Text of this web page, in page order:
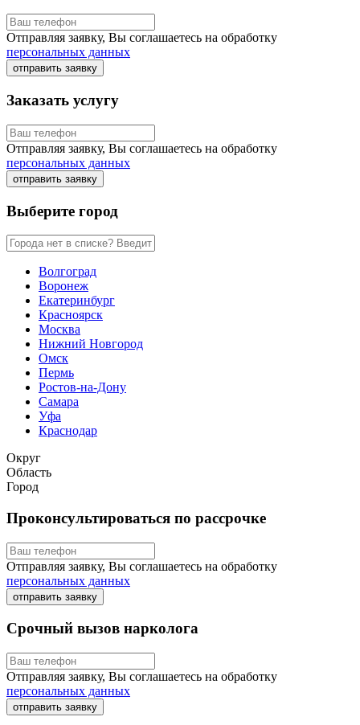
Отправляя заявку, Вы соглашаетесь на обработку
персональных данных
отправить заявку
Заказать услугу
Отправляя заявку, Вы соглашаетесь на обработку
персональных данных
отправить заявку
Выберите город
Волгоград
Воронеж
Екатеринбург
Красноярск
Москва
Нижний Новгород
Омск
Пермь
Ростов-на-Дону
Самара
Уфа
Краснодар
Округ
Область
Город
Проконсультироваться по рассрочке
Отправляя заявку, Вы соглашаетесь на обработку
персональных данных
отправить заявку
Срочный вызов нарколога
Отправляя заявку, Вы соглашаетесь на обработку
персональных данных
отправить заявку